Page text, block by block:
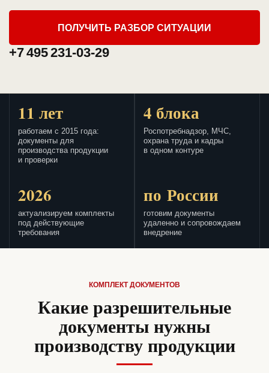
ПОЛУЧИТЬ РАЗБОР СИТУАЦИИ
+7 495 231-03-29
11 лет
работаем с 2015 года:
документы для
производства продукции
и проверки
4 блока
Роспотребнадзор, МЧС,
охрана труда и кадры
в одном контуре
2026
актуализируем комплекты
под действующие
требования
по России
готовим документы
удаленно и сопровождаем
внедрение
КОМПЛЕКТ ДОКУМЕНТОВ
Какие разрешительные
документы нужны
производству продукции